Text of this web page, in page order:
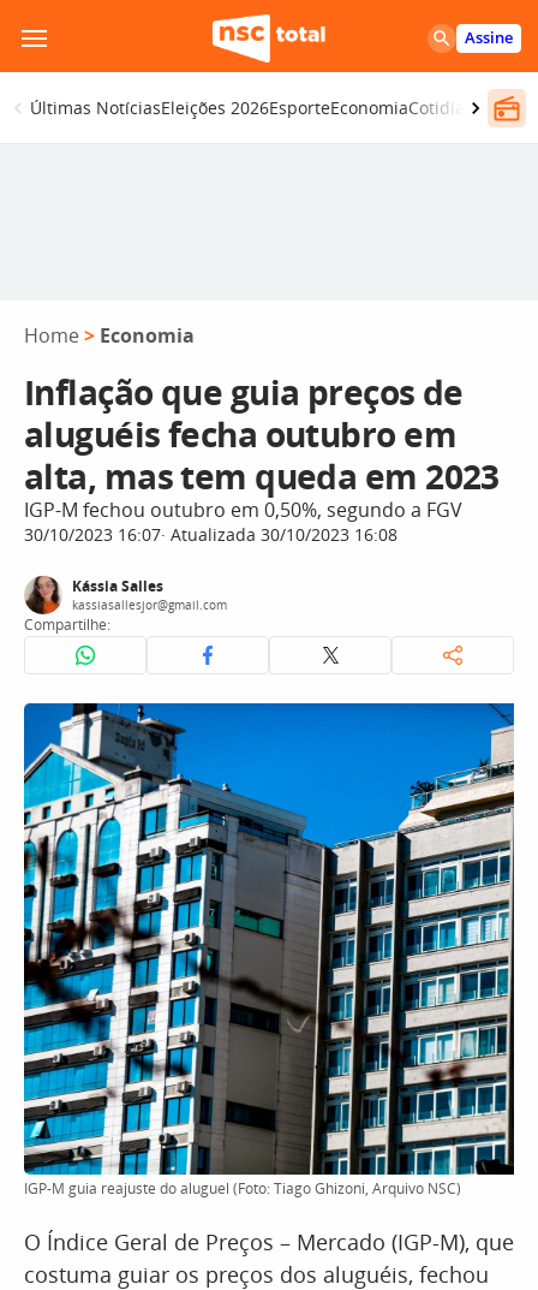
para
o
conteúdo
Assine
Últimas NotíciasEleições 2026EsporteEconomiaCotidiano
Home > Economia
Inflação que guia preços de
aluguéis fecha outubro em
alta, mas tem queda em 2023
IGP-M fechou outubro em 0,50%, segundo a FGV
30/10/2023 16:07 Atualizada 30/10/2023 16:08
Kássia Salles
kassiasallesjor@gmail.com
Compartilhe:
IGP-M guia reajuste do aluguel (Foto: Tiago Ghizoni, Arquivo NSC)
O Índice Geral de Preços – Mercado (IGP-M), que
costuma guiar os preços dos aluguéis, fechou